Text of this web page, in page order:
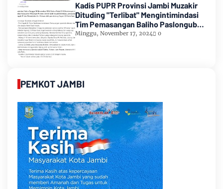
Kadis PUPR Provinsi Jambi Muzakir
Dituding "Terlibat" Mengintimindasi
Tim Pemasangan Baliho Paslongub
Romi-Sudirman
Minggu, November 17, 2024 0
PEMKOT JAMBI